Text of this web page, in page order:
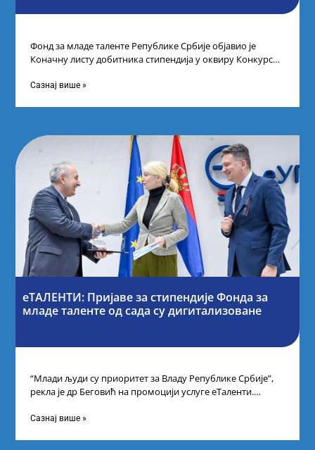
Фонд за младе таленте Републике Србије објавио је
Коначну листу добитника стипендија у оквиру Конкурса
Сазнај више »
еТАЛЕНТИ: Пријаве за стипендије Фонда за
младе таленте од сада су дигитализоване
“Млади људи су приоритет за Владу Републике Србије”,
рекла је др Беговић на промоцији услуге еТаленти.
Сазнај више »